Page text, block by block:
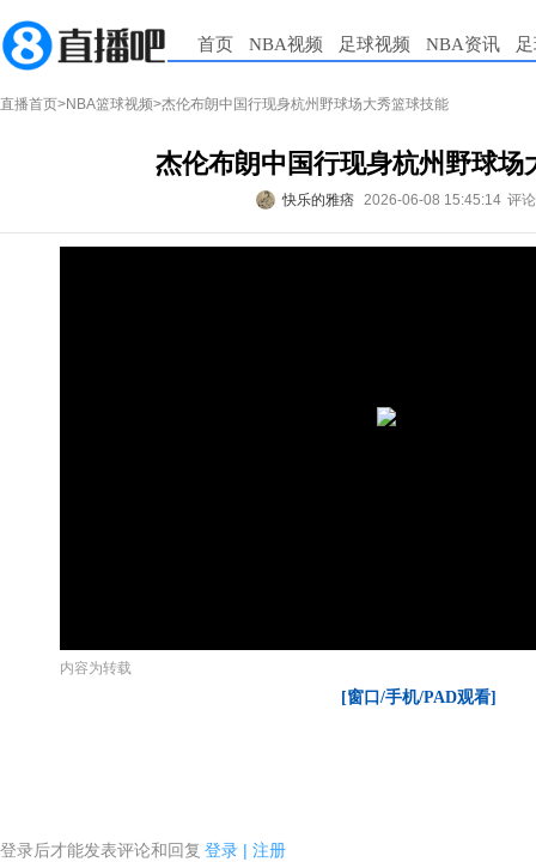
首页 NBA视频 足球视频 NBA资讯
直播首页>NBA篮球视频>杰伦布朗中国行现身杭州野球场大秀篮球技能
杰伦布朗中国行现身杭州野球场
快乐的雅痞 2026-06-08 15:45:14 评
内容为转载
[窗口/手机/PAD观看]
登录后才能发表评论和回复 登录 | 注册